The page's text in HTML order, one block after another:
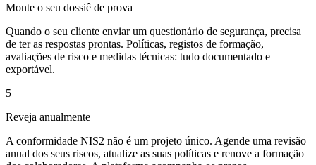
Monte o seu dossiê de prova
Quando o seu cliente enviar um questionário de segurança, precisa
de ter as respostas prontas. Políticas, registos de formação,
avaliações de risco e medidas técnicas: tudo documentado e
exportável.
5
Reveja anualmente
A conformidade NIS2 não é um projeto único. Agende uma revisão
anual dos seus riscos, atualize as suas políticas e renove a formação